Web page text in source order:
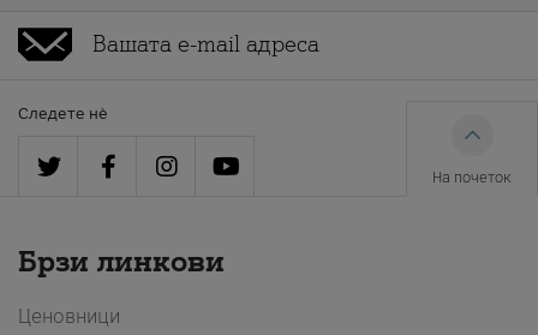
Следете нè
На почеток
Брзи линкови
Ценовници